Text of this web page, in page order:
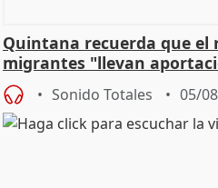
Quintana recuerda que el
migrantes "llevan
central
Sonido Totales 05/